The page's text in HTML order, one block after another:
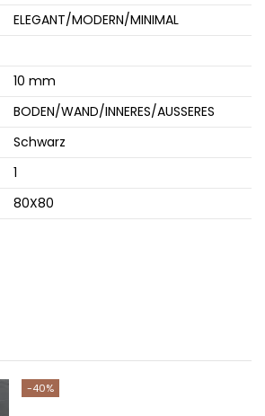
ELEGANT/MODERN/MINIMAL
10 mm
BODEN/WAND/INNERES/AUSSERES
Schwarz
1
80X80
-40%